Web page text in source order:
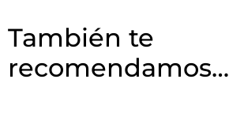
También te
recomendamos…